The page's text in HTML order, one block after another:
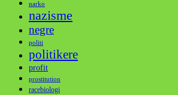
narko
nazisme
negre
politi
politikere
profit
prostitution
racebiologi